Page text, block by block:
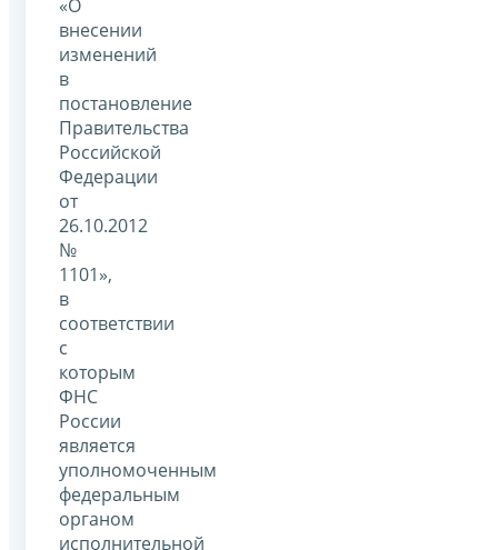
«О
внесении
изменений
в
постановление
Правительства
Российской
Федерации
от
26.10.2012
№
1101»,
в
соответствии
с
которым
ФНС
России
является
уполномоченным
федеральным
органом
исполнительной